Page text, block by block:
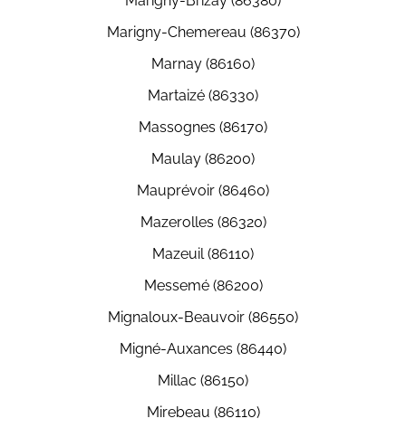
Marigny-Chemereau (86370)
Marnay (86160)
Martaizé (86330)
Massognes (86170)
Maulay (86200)
Mauprévoir (86460)
Mazerolles (86320)
Mazeuil (86110)
Messemé (86200)
Mignaloux-Beauvoir (86550)
Migné-Auxances (86440)
Millac (86150)
Mirebeau (86110)